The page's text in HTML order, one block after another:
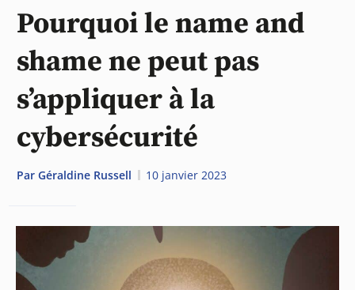
Pourquoi le name and
shame ne peut pas
s’appliquer à la
cybersécurité
Par Géraldine Russell 10 janvier 2023